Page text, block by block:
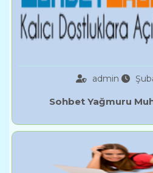
admin
Sohbet Yağmuru